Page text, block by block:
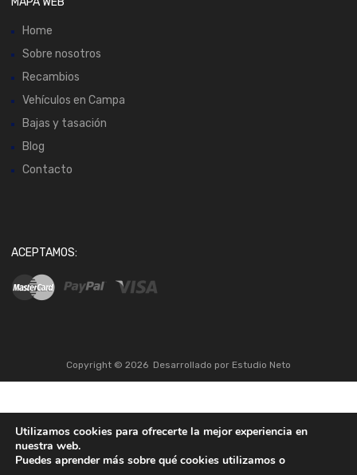
Home
Sobre nosotros
Recambios
Vehículos en Campa
Bajas y tasación
Blog
Contacto
ACEPTAMOS:
Copyright © 2026 Desarrollado por Estudio Neto
Utilizamos cookies para ofrecerte la mejor experiencia en
nuestra web.
Puedes aprender más sobre qué cookies utilizamos o